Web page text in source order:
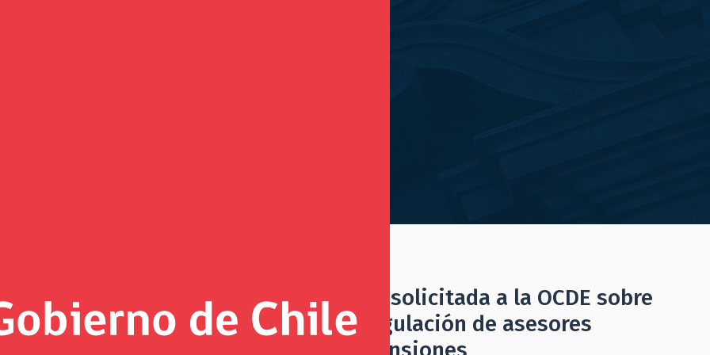
2020
Informe de la Asistencia Técnica solicitada a la OCDE sobre
internacional comparada en regulación de asesores